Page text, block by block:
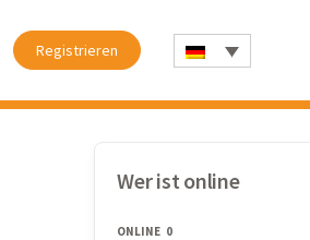
Registrieren
Wer ist online
ONLINE 0